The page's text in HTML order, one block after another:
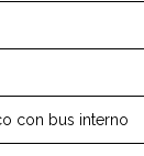
con bus interno